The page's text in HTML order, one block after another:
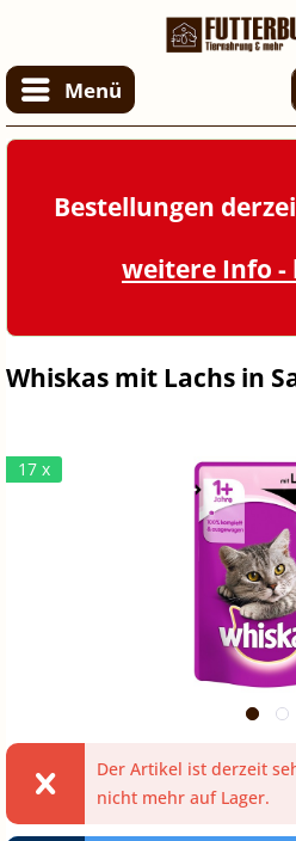
Menü
Bestellungen
weitere Info -
Whiskas mit Lachs in
17 x
Der Artikel ist derzeit
nicht mehr auf Lager.